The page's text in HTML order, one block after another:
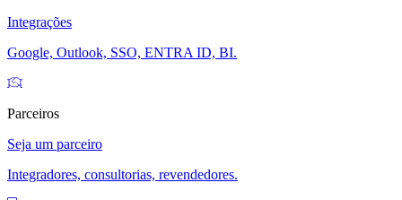
Integrações
Google, Outlook, SSO, ENTRA ID, BI.
Parceiros
Seja um parceiro
Integradores, consultorias, revendedores.